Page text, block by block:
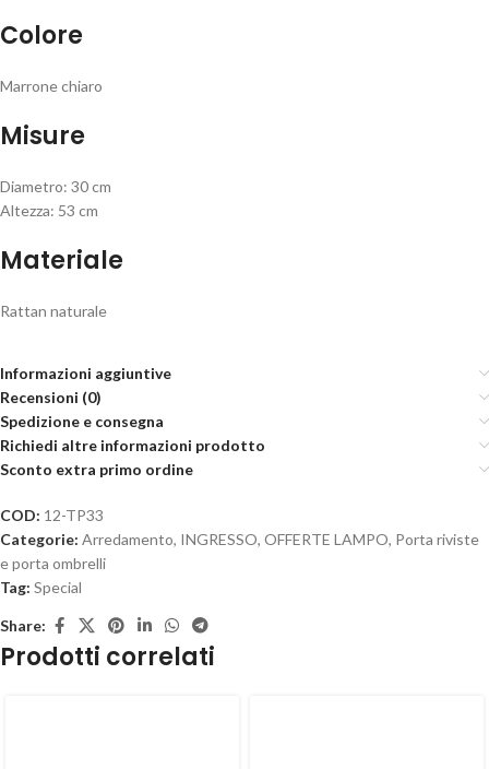
Colore
Marrone chiaro
Misure
Diametro: 30 cm
Altezza: 53 cm
Materiale
Rattan naturale
Informazioni aggiuntive
Recensioni (0)
Spedizione e consegna
Richiedi altre informazioni prodotto
Sconto extra primo ordine
COD: 12-TP33
Categorie: Arredamento, INGRESSO, OFFERTE LAMPO, Porta riviste
e porta ombrelli
Tag: Special
Share:
Prodotti correlati